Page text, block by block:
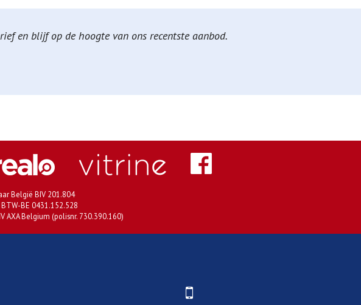
en blijf op de hoogte van ons recentste aanbod.
België BIV 201.804
BE 0431.152.528
AXA Belgium (polisnr. 730.390.160)